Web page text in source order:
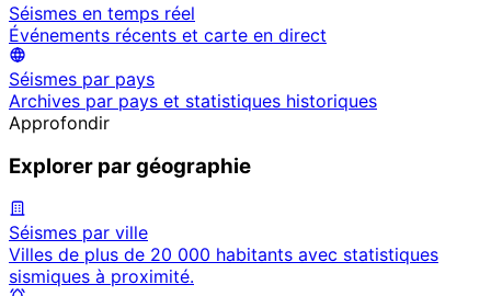
Séismes en temps réel
Événements récents et carte en direct
Séismes par pays
Archives par pays et statistiques historiques
Approfondir
Explorer par géographie
Séismes par ville
Villes de plus de 20 000 habitants avec statistiques
sismiques à proximité.